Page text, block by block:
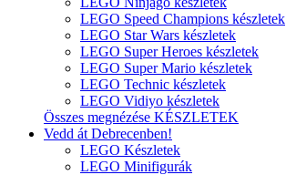
LEGO Speed Champions készletek
LEGO Star Wars készletek
LEGO Super Heroes készletek
LEGO Super Mario készletek
LEGO Technic készletek
LEGO Vidiyo készletek
Összes megnézése KÉSZLETEK
Vedd át Debrecenben!
LEGO Készletek
LEGO Minifigurák